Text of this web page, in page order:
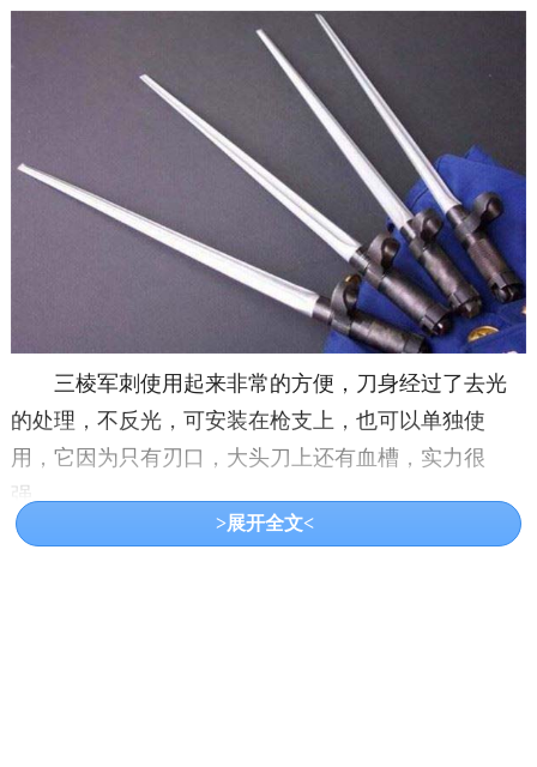
三棱军刺使用起来非常的方便，刀身经过了去光
的处理，不反光，可安装在枪支上，也可以单独使
用，它因为只有刃口，大头刀上还有血槽，实力很
强。
三、M.O.D Trident
>展开全文<